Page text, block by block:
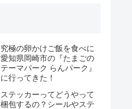
究極の卵かけご飯を食べに
愛知県岡崎市の『たまごの
テーマパーク らんパーク』
に行ってきた！
ステッカーってどうやって
梱包するの？シールやステ